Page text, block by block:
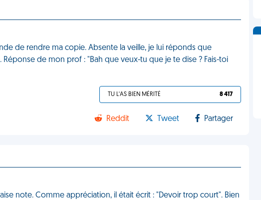
de rendre ma copie. Absente la veille, je lui réponds que
de mon prof : "Bah que veux-tu que je te dise ? Fais-toi
TU L'AS BIEN MÉRITÉ 8 417
Reddit Tweet Partager
note. Comme appréciation, il était écrit : "Devoir trop court". Bien